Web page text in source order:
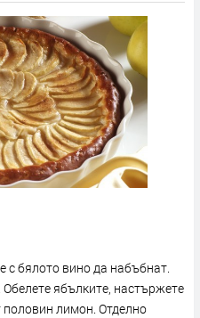
с бялото вино да набъбнат.
ябълките, настържете
половин лимон. Отделно